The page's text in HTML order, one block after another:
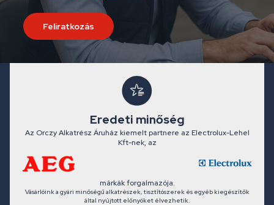
Feliratkozás
Eredeti minőség
Az Orczy Alkatrész Áruház kiemelt partnere az Electrolux-Lehel
Kft-nek, az
márkák forgalmazója.
Vásárlóink a gyári minőségű alkatrészek, tisztítószerek és egyéb kiegészítők
által nyújtott előnyöket élvezhetik.